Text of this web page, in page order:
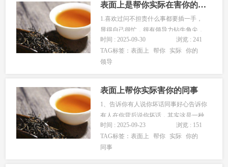
表面上是帮你实际在害你的领导
1.喜欢过问不担责什么事都要插一手，
显得自己很忙，很有领导力钻牛角尖，
一点细节都硬扣。一出事就说自己不知
道，撇的干净。2.不懂装懂啥都不懂，
还要装作什么都懂，工作本来是互相合
人对其他部门就殷勤讨好，哪个...
时间 : 2025-09-30
浏览 : 241
TAG标签：表面上 帮你 实际 你的
领导
表面上帮你实际害你的同事
1、告诉你有人说你坏话同事好心告诉你
有人在你背后说你坏话，其实这是一种
借刀杀人的行为，这样会激化你跟另一
个人的矛盾，让你们陷人紧张的关系她
却能轻松脱身还让你觉得她是对你好。
时间 : 2025-09-23
浏览 : 151
TAG标签：表面上 帮你 实际 你的
同事